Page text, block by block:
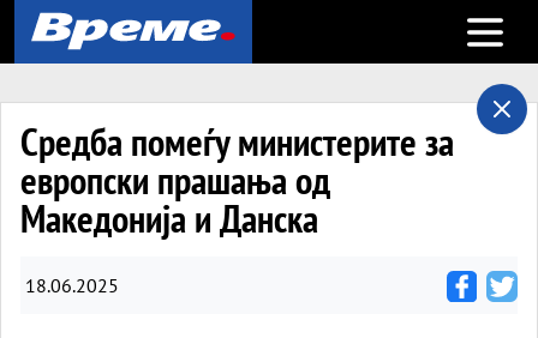
Open
Средба помеѓу министерите за
европски прашања од
Македонија и Данска
18.06.2025